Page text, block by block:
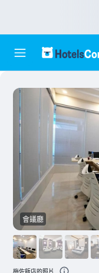
會議廳
梅佐飯店的照片